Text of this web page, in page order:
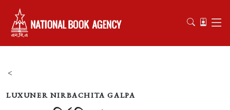
<
LUXUNER NIRBACHITA GALPA